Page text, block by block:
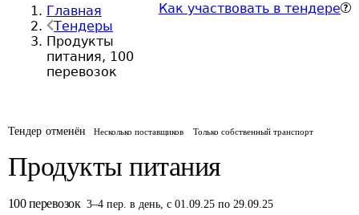
Главная
Тендеры
Продукты
питания, 100
перевозок
Как участвовать в тендере
Тендер отменён Несколько поставщиков Только собственный транспорт
Продукты питания
100 перевозок 3–4 пер. в день,с 01.09.25 по 29.09.25